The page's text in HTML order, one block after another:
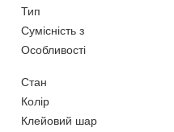
Тип
Сумісність з
Особливості
Стан
Колір
Клейовий шар